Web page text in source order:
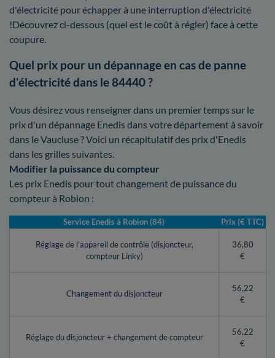
d'électricité pour échapper à une interruption d'électricité
!Découvrez ci-dessous (quel est le coût à régler) face à cette
coupure.
Quel prix pour un dépannage en cas de panne
d'électricité dans le 84440 ?
Vous désirez vous renseigner dans un premier temps sur le
prix d'un dépannage Enedis dans votre département à savoir
dans le Vaucluse ? Voici un récapitulatif des prix d'Enedis
dans les grilles suivantes.
Modifier la puissance du compteur
Les prix Enedis pour tout changement de puissance du
compteur à Robion :
Service Enedis à Robion (84) Prix (€ TTC)
Réglage de l’appareil de contrôle (disjoncteur,
compteur Linky)
36,80
€
Changement du disjoncteur
56,22
€
Réglage du disjoncteur + changement de compteur
56,22
€